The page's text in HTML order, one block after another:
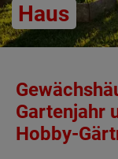
Haus
Gartenjahr
Hobby-